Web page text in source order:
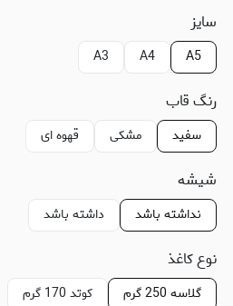
سایز
A5
A4
A3
رنگ قاب
سفید مشکی قهوه ای
شیشه
نداشته باشد داشته باشد
نوع کاغذ
گلاسه 250 گرم کوتد 170 گرم